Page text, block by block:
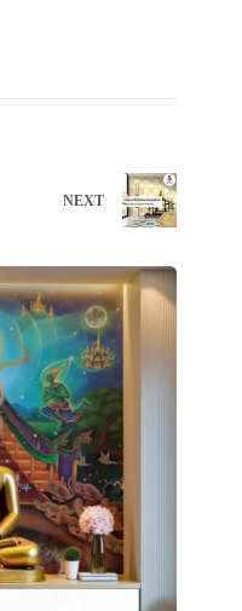
NEXT